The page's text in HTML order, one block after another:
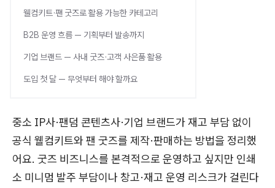
웰컴키트·팬 굿즈로 활용 가능한 카테고리
B2B 운영 흐름 — 기획부터 발송까지
기업 브랜드 — 사내 굿즈·고객 사은품 활용
도입 첫 달 — 무엇부터 해야 할까요
중소 IP사·팬덤 콘텐츠사·기업 브랜드가 재고 부담 없이
공식 웰컴키트와 팬 굿즈를 제작·판매하는 방법을 정리했
어요. 굿즈 비즈니스를 본격적으로 운영하고 싶지만 인쇄
소 미니멈 발주 부담이나 창고·재고 운영 리스크가 걸린다